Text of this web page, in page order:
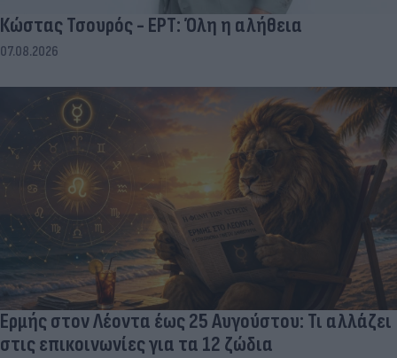
Κώστας Τσουρός - ΕΡΤ: Όλη η αλήθεια
07.08.2026
Ερμής στον Λέοντα έως 25 Αυγούστου: Τι αλλάζει
στις επικοινωνίες για τα 12 ζώδια